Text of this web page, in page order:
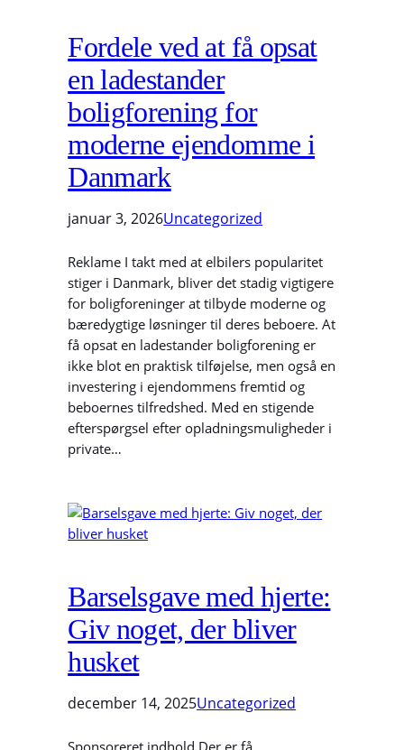
Fordele ved at få opsat
en ladestander
boligforening for
moderne ejendomme i
Danmark
januar 3, 2026Uncategorized
Reklame I takt med at elbilers popularitet
stiger i Danmark, bliver det stadig vigtigere
for boligforeninger at tilbyde moderne og
bæredygtige løsninger til deres beboere. At
få opsat en ladestander boligforening er
ikke blot en praktisk tilføjelse, men også en
investering i ejendommens fremtid og
beboernes tilfredshed. Med en stigende
efterspørgsel efter opladningsmuligheder i
private…
Barselsgave med hjerte:
Giv noget, der bliver
husket
december 14, 2025Uncategorized